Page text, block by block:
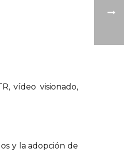
vídeo visionado,
y la adopción de